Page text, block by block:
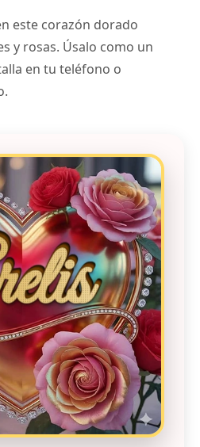
este corazón dorado
y rosas. Úsalo como un
en tu teléfono o